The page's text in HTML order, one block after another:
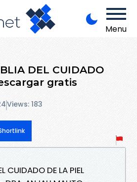
Menu
DEL CUIDADO
gratis
Views: 183
CUIDADO DE LA PIEL